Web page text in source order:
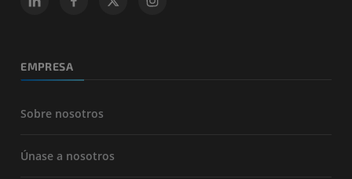
EMPRESA
Sobre nosotros
Únase a nosotros